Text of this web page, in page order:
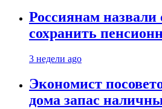
Россиянам назвали
сохранить
3 недели ago
Экономист
дома запас